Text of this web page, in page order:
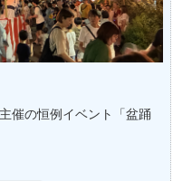
催の恒例イベント「盆踊